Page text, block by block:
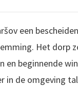
een
Het dorp
en beginnende
in de omgeving